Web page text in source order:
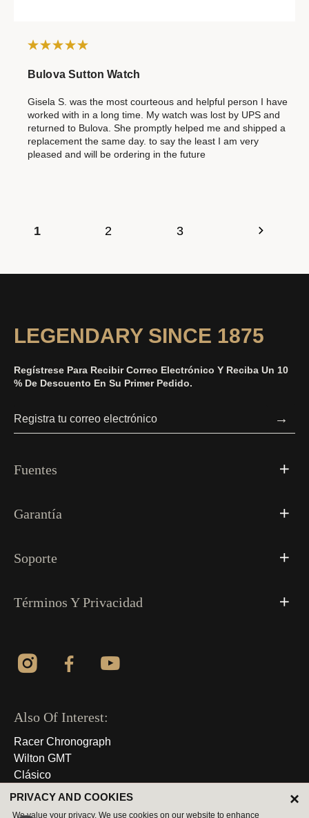
Bulova Sutton Watch
Gisela S. was the most courteous and helpful person I have
worked with in a long time. My watch was lost by UPS and
returned to Bulova. She promptly helped me and shipped a
replacement the same day. to say the least I am very
pleased and will be ordering in the future
1 2 3
LEGENDARY SINCE 1875
Regístrese Para Recibir Correo Electrónico Y Reciba Un 10
% De Descuento En Su Primer Pedido.
→
Fuentes
Garantía
Soporte
Términos Y Privacidad
Also Of Interest:
Racer Chronograph
Wilton GMT
Clásico
© 2026 Derechos Reservados
PRIVACY AND COOKIES
We value your privacy. We use cookies on our website to enhance
×